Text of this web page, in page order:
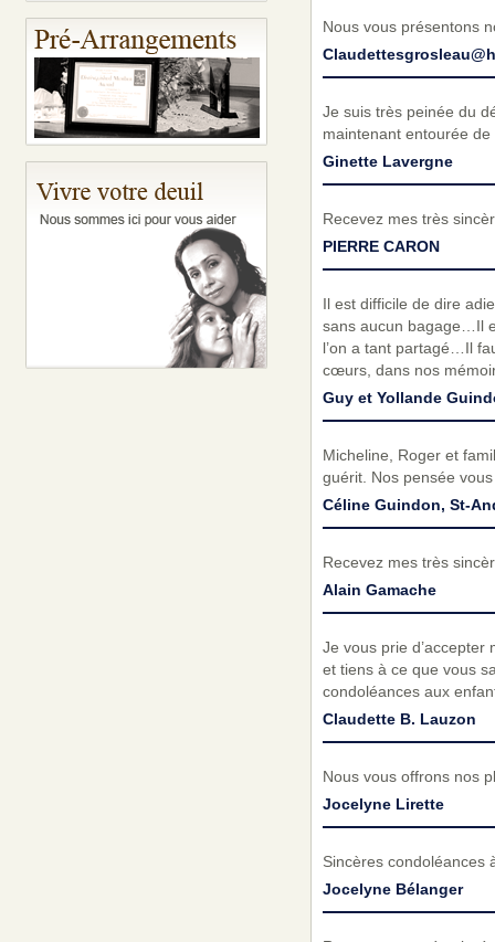
Nous vous présentons
Je suis très peinée du
maintenant entourée
Ginette Lavergne
Recevez mes très
PIERRE CARON
Il est difficile de dire
sans aucun bagage…Il
l’on a tant partagé…Il
cœurs, dans nos
Guy et Yollande
Micheline, Roger et
guérit. Nos pensée
Céline Guindon, St-
Recevez mes très
Alain Gamache
Je vous prie
et tiens à ce que vous
condoléances aux
Claudette B. Lauzon
Nous vous offrons nos
Jocelyne Lirette
Sincères condoléances
Jocelyne Bélanger